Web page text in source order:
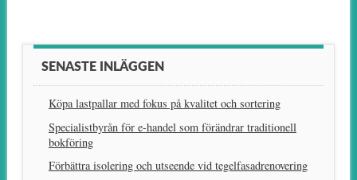
SENASTE INLÄGGEN
Köpa lastpallar med fokus på kvalitet och sortering
Specialistbyrån för e-handel som förändrar traditionell
bokföring
Förbättra isolering och utseende vid tegelfasadrenovering